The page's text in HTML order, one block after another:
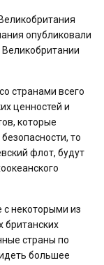
опубликовали
странами всего
ценностей и
которые
то
флот, будут
с некоторыми из
страны по
большее